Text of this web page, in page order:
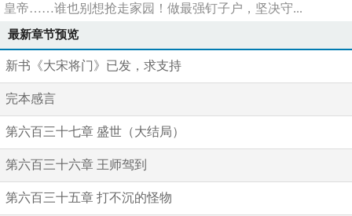
皇帝……谁也别想抢走家园！做最强钉子户，坚决守...
最新章节预览
新书《大宋将门》已发，求支持
完本感言
第六百三十七章 盛世（大结局）
第六百三十六章 王师驾到
第六百三十五章 打不沉的怪物